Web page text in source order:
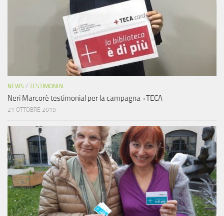
NEWS / TESTIMONIAL
Neri Marcorè testimonial per la campagna +TECA
21 OTTOBRE 2019